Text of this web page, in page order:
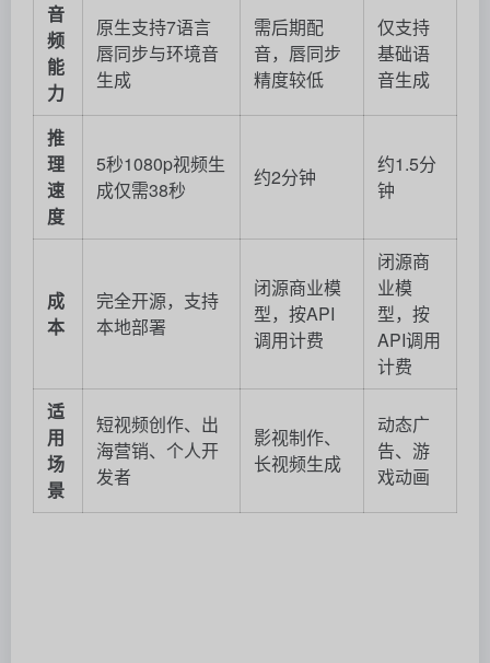
音
频
能
力
原生支持7语言
唇同步与环境音
生成
需后期配
音，唇同步
精度较低
仅支持
基础语
音生成
推
理
速
度
5秒1080p视频生
成仅需38秒
约2分钟
约1.5分
钟
成
本
完全开源，支持
本地部署
闭源商业模
型，按API
调用计费
闭源商
业模
型，按
API调用
计费
适
用
场
景
短视频创作、出
海营销、个人开
发者
影视制作、
长视频生成
动态广
告、游
戏动画